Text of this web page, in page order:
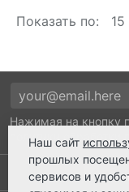
Показать по: 15
Нажимая на кнопку
политики
Наш сайт
прошлых
сервисов и